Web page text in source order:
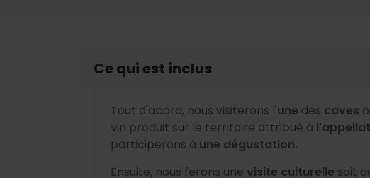
Ce qui est inclus
Tout d'abord, nous visiterons l'une des caves
vin produit sur le territoire attribué à
participerons à une dégustation.
Ensuite, nous ferons une visite culturelle soit